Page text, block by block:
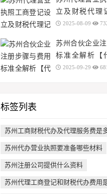
立及财税代理
（2025年最新版
2025-08-09
苏州合伙企业
标准全解析【
+免费地址】
2025-09-29 681
标签列表
苏州工商财税代办及代理服务费是
苏州代办营业执照要准备哪些材料
苏州注册公司提供什么资料
苏州代理工商登记和财税代办费用